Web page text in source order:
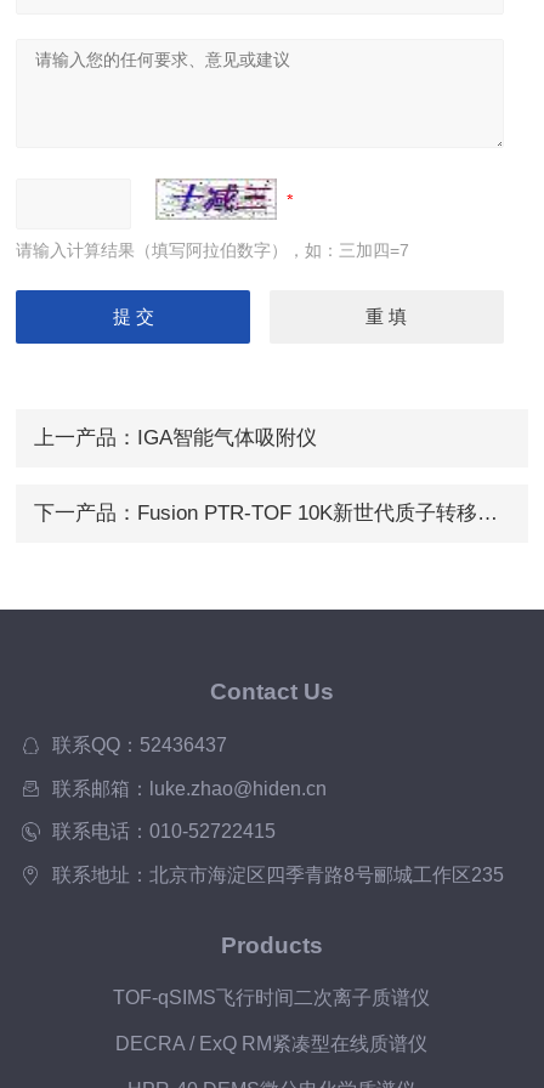
请输入计算结果（填写阿拉伯数字），如：三加四=7
上一产品： IGA智能气体吸附仪
下一产品： Fusion PTR-TOF 10K新世代质子转移反应飞行时间质谱仪
Contact Us
联系QQ：52436437
联系邮箱：luke.zhao@hiden.cn
联系电话：010-52722415
联系地址：北京市海淀区四季青路8号郦城工作区235
Products
TOF-qSIMS飞行时间二次离子质谱仪
DECRA / ExQ RM紧凑型在线质谱仪